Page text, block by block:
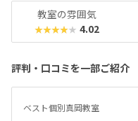
教室の雰囲気
★★★★★ 4.02
評判・口コミを一部ご紹介
ベスト個別真岡教室